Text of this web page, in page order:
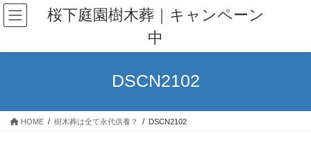
コ
ン
ン
ナ
ビ
ー
桜下庭園樹木葬｜キャンペーン
中
DSCN2102
HOME 樹木葬は全て永代供養？ DSCN2102